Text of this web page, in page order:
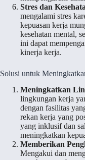
Stres dan
mengalami stres
kepuasan kerja
kesehatan mental,
ini dapat
kinerja kerja.
Solusi untuk
Meningkatkan
lingkungan kerja
dengan fasilitas
rekan kerja yang
yang inklusif dan
meningkatkan
Memberikan
Mengakui dan